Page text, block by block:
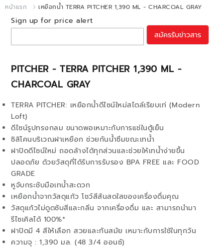
หน้าแรก เหยือกน้ำ TERRA PITCHER 1,390 ML - CHARCOAL GRAY
PITCHER - TERRA PITCHER 1,390 ML -
CHARCOAL GRAY
TERRA PITCHER: เหยือกน้ำดีไซน์ใหม่สไตล์เรียบเท่ (Modern
Loft)
ดีไซน์รูปทรงกลม ขนาดพอเหมาะกับการแช่ในตู้เย็น
ซิลิโคนบริเวณฝาเหยือก ช่วยกันน้ำซึมขณะเทน้ำ
ฝาปิดดีไซน์ใหม่ ถอดล้างได้ทุกส่วนและช่วยให้เทน้ำง่ายขึ้น
ปลอดภัย ด้วยวัสดุที่ได้รับการรับรอง BPA FREE และ FOOD
GRADE
หูจับกระชับมือเทน้ำสะดวก
เหยือกน้ำจากวัสดุแก้ว โชว์สีสันสดใสของเครื่องดื่มคุณ
วัสดุแก้วไม่ดูดซับสีและกลิ่น จากเครื่องดื่ม และ สามารถนำมา
รีไซเคิลได้ 100%*
ฝาปิดมี 4 สีให้เลือก สวยและทันสมัย เหมาะกับการใช้ในทุกวัน
ความจุ : 1,390 มล. (48 3/4 ออนซ์)
Sign up for price alert
สมัครรับข่าวสาร